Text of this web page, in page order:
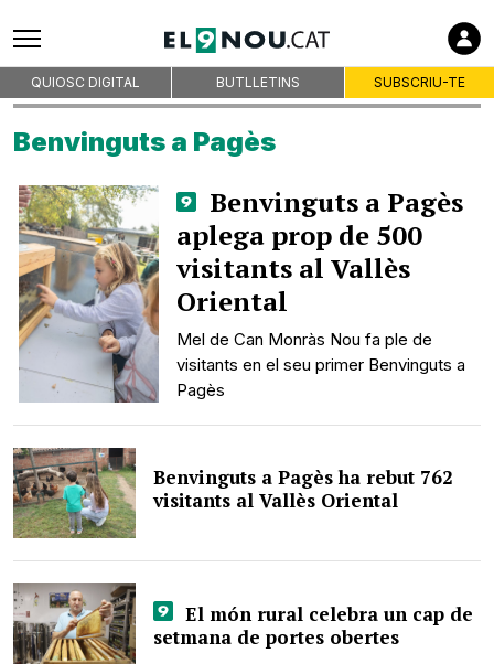
QUIOSC DIGITAL BUTLLETINS SUBSCRIU-TE
Benvinguts a Pagès
Benvinguts a Pagès
aplega prop de 500
visitants al Vallès
Oriental
Mel de Can Monràs Nou fa ple de
visitants en el seu primer Benvinguts a
Pagès
Benvinguts a Pagès ha rebut 762
visitants al Vallès Oriental
El món rural celebra un cap de
setmana de portes obertes